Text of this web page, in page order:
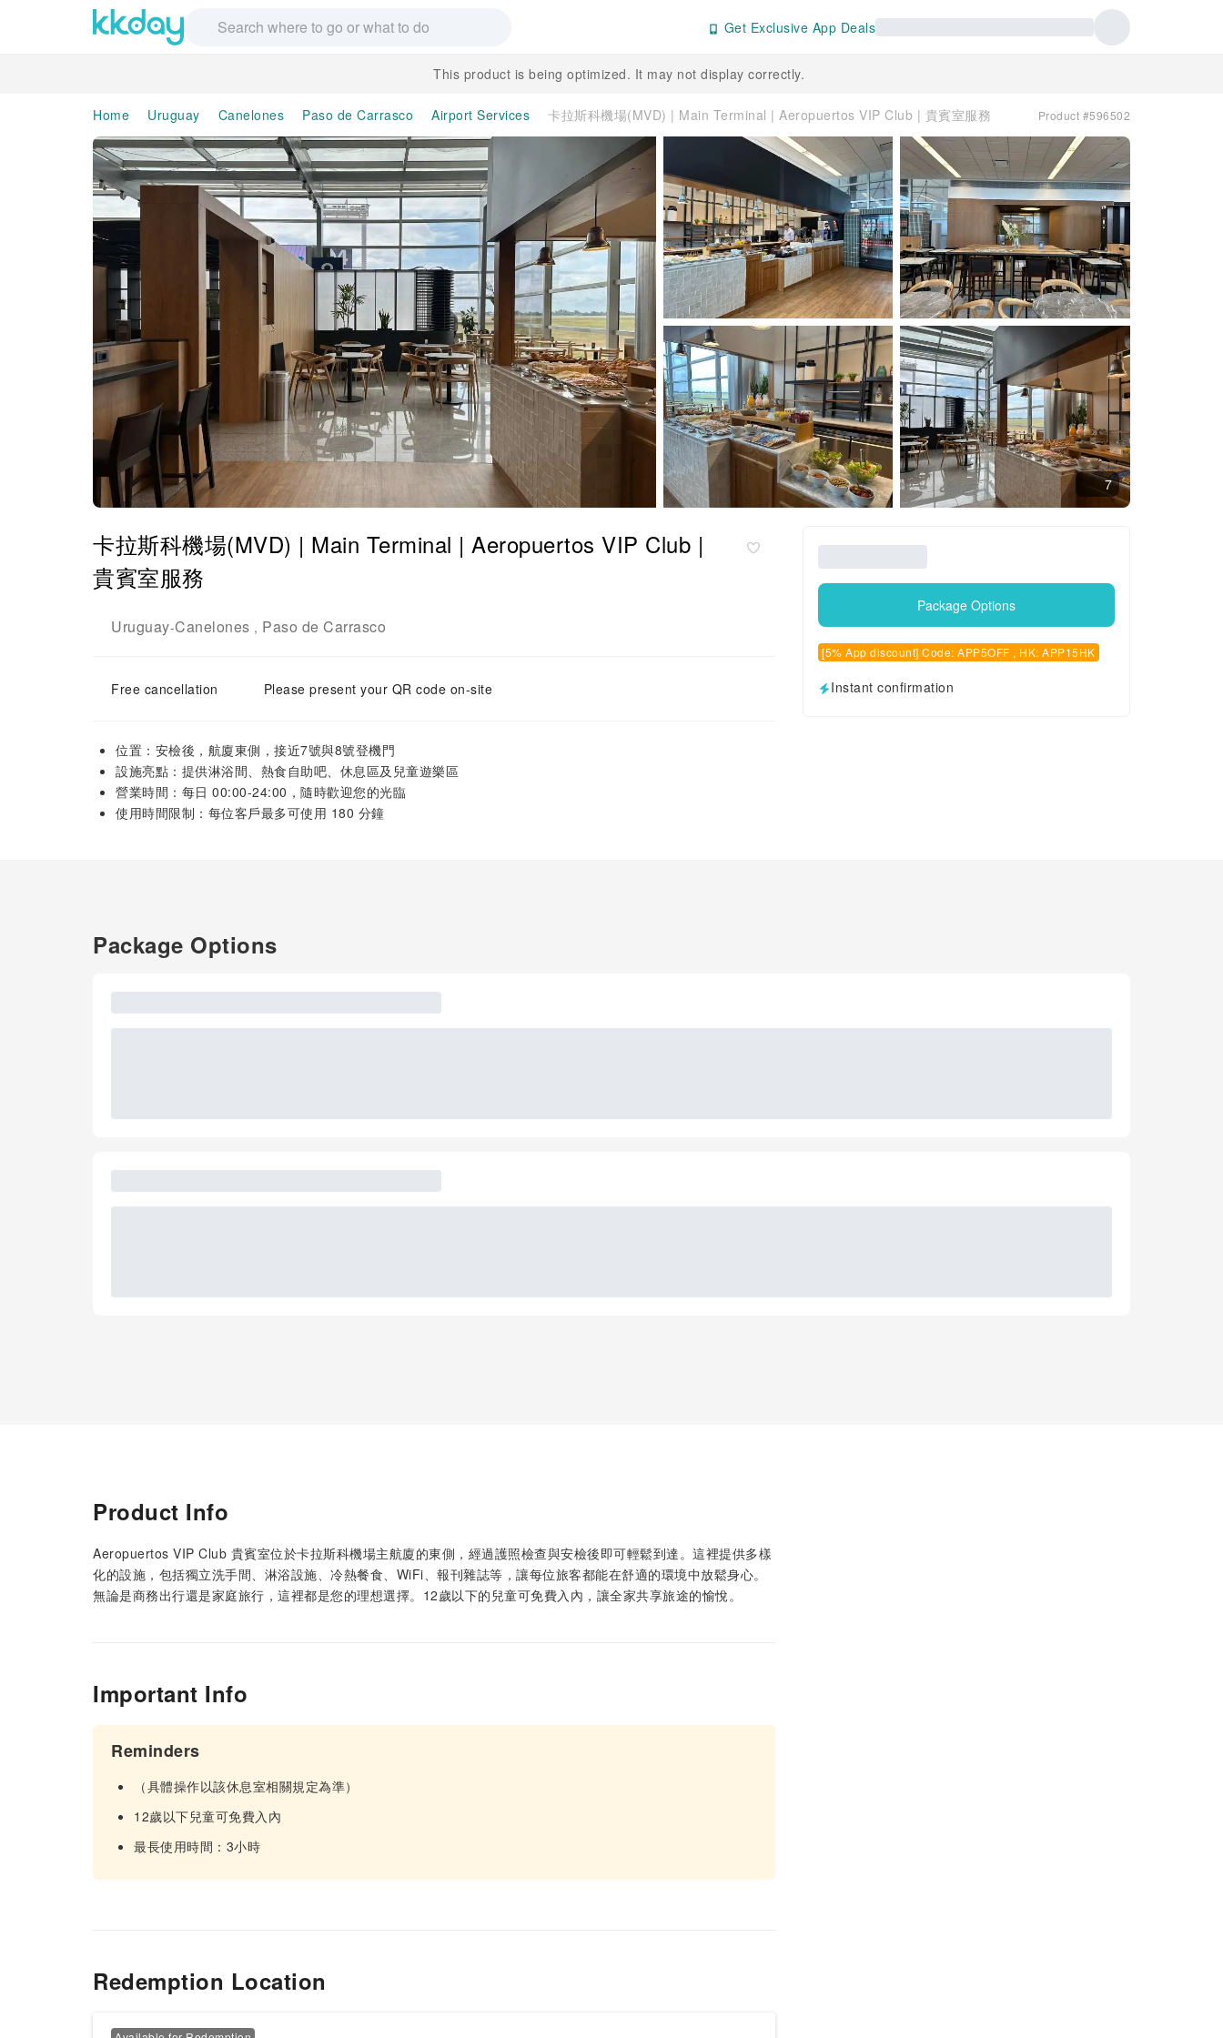
Get Exclusive App Deals
This product is being optimized. It may not display correctly.
Home Uruguay Canelones Paso de Carrasco Airport Services 卡拉斯科機場(MVD) | Main Terminal | Aeropuertos VIP Club | 貴賓室服務 Product #596502
7
卡拉斯科機場(MVD) | Main Terminal | Aeropuertos VIP Club |
貴賓室服務
Uruguay-Canelones , Paso de Carrasco
Free cancellation Please present your QR code on-site
位置：安檢後，航廈東側，接近7號與8號登機門
設施亮點：提供淋浴間、熱食自助吧、休息區及兒童遊樂區
營業時間：每日 00:00-24:00，隨時歡迎您的光臨
使用時間限制：每位客戶最多可使用 180 分鐘
Package Options
[5% App discount] Code: APP5OFF , HK: APP15HK
Instant confirmation
Package Options
Product Info
Aeropuertos VIP Club 貴賓室位於卡拉斯科機場主航廈的東側，經過護照檢查與安檢後即可輕鬆到達。這裡提供多樣
化的設施，包括獨立洗手間、淋浴設施、冷熱餐食、WiFi、報刊雜誌等，讓每位旅客都能在舒適的環境中放鬆身心。
無論是商務出行還是家庭旅行，這裡都是您的理想選擇。12歲以下的兒童可免費入內，讓全家共享旅途的愉悅。
Important Info
Reminders
（具體操作以該休息室相關規定為準）
12歲以下兒童可免費入內
最長使用時間：3小時
Redemption Location